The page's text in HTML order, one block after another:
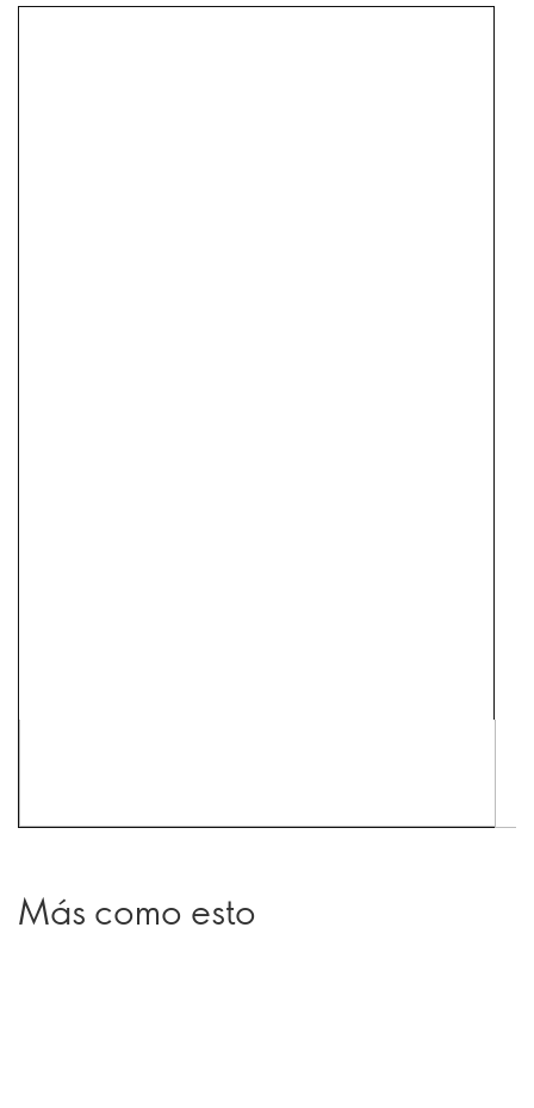
Más como esto